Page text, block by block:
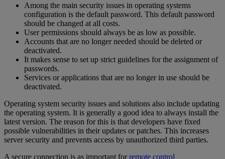
Among the main security issues in operating systems
configuration is the default password. This default password
should be changed at all costs.
User permissions should always be as low as possible.
Accounts that are no longer needed should be deleted or
deactivated.
It makes sense to set up strict guidelines for the assignment of
passwords.
Services or applications that are no longer in use should be
deactivated.
Operating system security issues and solutions also include updating
the operating system. It is generally a good idea to always install the
latest version. The reason for this is that developers have fixed
possible vulnerabilities in their updates or patches. This increases
server security and prevents access by unauthorized third parties.
A secure connection is as important forremote control